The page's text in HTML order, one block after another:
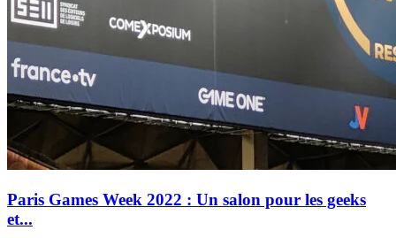
Paris Games Week 2022 : Un salon pour les geeks
et...